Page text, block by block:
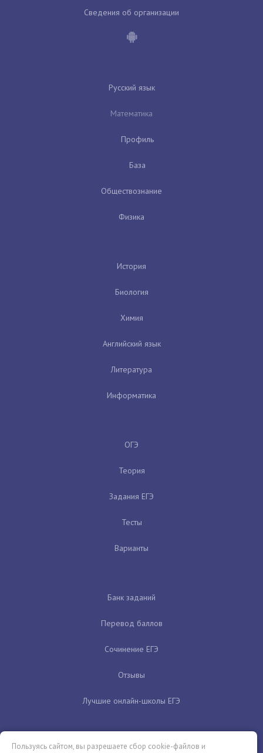
Сведения об организации
Русский язык
Математика
Профиль
База
Обществознание
Физика
История
Биология
Химия
Английский язык
Литература
Информатика
ОГЭ
Теория
Задания ЕГЭ
Тесты
Варианты
Банк заданий
Перевод баллов
Сочинение ЕГЭ
Отзывы
Лучшие онлайн-школы ЕГЭ
Пользуясь сайтом, вы разрешаете сбор cookie-файлов и